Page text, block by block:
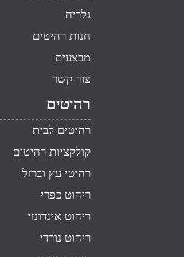
גלריה
חנות רהיטים
מבצעים
צור קשר
רהיטים
רהיטים לבית
קולקציות רהיטים
רהיטי עץ וברזל
ריהוט כפרי
ריהוט אינדונזי
ריהוט נורדי